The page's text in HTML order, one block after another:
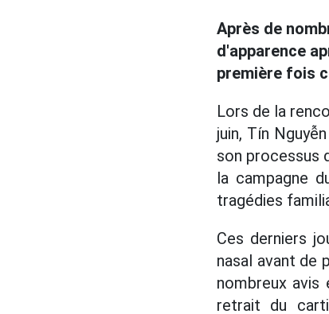
Après de
d'apparence
première fois
Lors de la
juin, Tín
son processus
la campagne
tragédies
Ces derniers
nasal avant de
nombreux avis
retrait du